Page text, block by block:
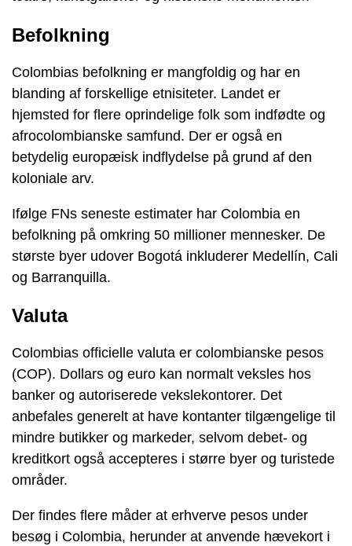
Befolkning
Colombias befolkning er mangfoldig og har en
blanding af forskellige etnisiteter. Landet er
hjemsted for flere oprindelige folk som indfødte og
afrocolombianske samfund. Der er også en
betydelig europæisk indflydelse på grund af den
koloniale arv.
Ifølge FNs seneste estimater har Colombia en
befolkning på omkring 50 millioner mennesker. De
største byer udover Bogotá inkluderer Medellín, Cali
og Barranquilla.
Valuta
Colombias officielle valuta er colombianske pesos
(COP). Dollars og euro kan normalt veksles hos
banker og autoriserede vekslekontorer. Det
anbefales generelt at have kontanter tilgængelige til
mindre butikker og markeder, selvom debet- og
kreditkort også accepteres i større byer og turistede
områder.
Der findes flere måder at erhverve pesos under
besøg i Colombia, herunder at anvende hævekort i